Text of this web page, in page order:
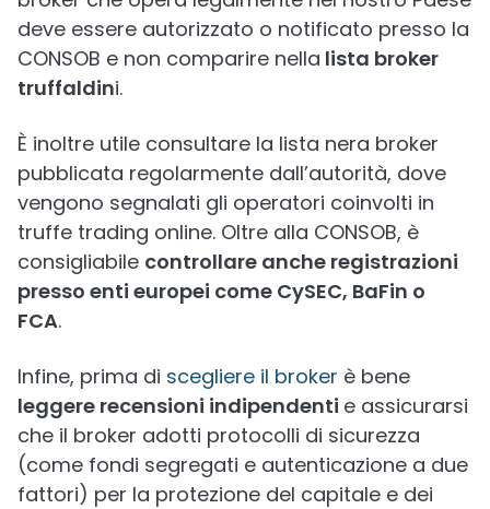
deve essere autorizzato o notificato presso la
CONSOB e non comparire nella lista broker
truffaldini.
È inoltre utile consultare la lista nera broker
pubblicata regolarmente dall’autorità, dove
vengono segnalati gli operatori coinvolti in
truffe trading online. Oltre alla CONSOB, è
consigliabile controllare anche registrazioni
presso enti europei come CySEC, BaFin o
FCA.
Infine, prima di scegliere il broker è bene
leggere recensioni indipendenti e assicurarsi
che il broker adotti protocolli di sicurezza
(come fondi segregati e autenticazione a due
fattori) per la protezione del capitale e dei